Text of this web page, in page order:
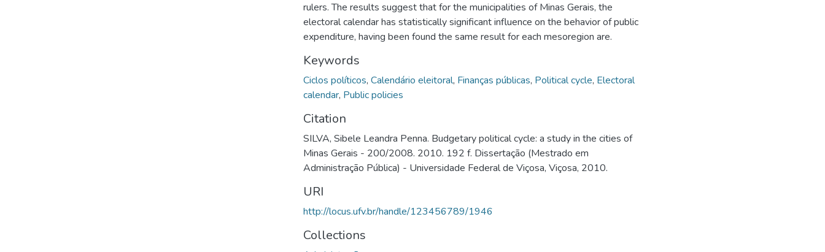
rulers. The results suggest that for the municipalities of Minas Gerais, the
electoral calendar has statistically significant influence on the behavior of public
expenditure, having been found the same result for each mesoregion are.
Keywords
Ciclos políticos, Calendário eleitoral, Finanças públicas, Political cycle, Electoral
calendar, Public policies
Citation
SILVA, Sibele Leandra Penna. Budgetary political cycle: a study in the cities of
Minas Gerais - 200/2008. 2010. 192 f. Dissertação (Mestrado em
Administração Pública) - Universidade Federal de Viçosa, Viçosa, 2010.
URI
http://locus.ufv.br/handle/123456789/1946
Collections